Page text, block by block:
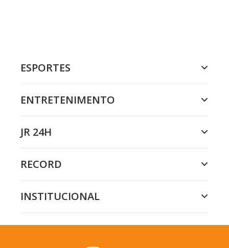
ESPORTES
ENTRETENIMENTO
JR 24H
RECORD
INSTITUCIONAL